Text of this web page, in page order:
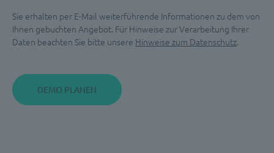
Sie erhalten per E-Mail weiterführende Informationen zu dem von
Ihnen gebuchten Angebot. Für Hinweise zur Verarbeitung Ihrer
Daten beachten Sie bitte unsere Hinweise zum Datenschutz.